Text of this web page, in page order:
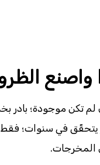
واصنع
تكن موجودة؛ بادر
في سنوات؛ فقط
المخرجات.